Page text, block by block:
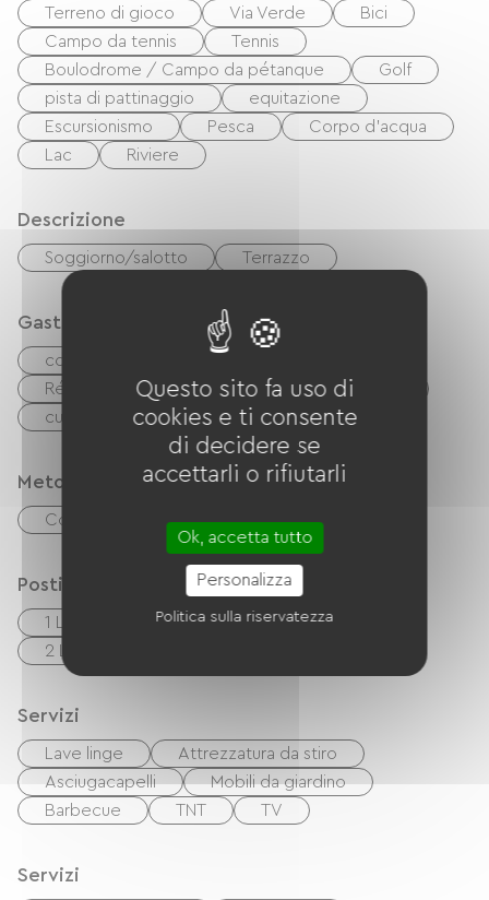
Terreno di gioco Via Verde
Bici
Campo da tennis
Tennis
Boulodrome / Campo da pétanque
Golf
pista di pattinaggio
equitazione
Escursionismo
Pesca
Corpo d'acqua
Lac
Riviere
Descrizione
Soggiorno/salotto Terrazzo
Gastronomia
congélateur
Réfrigérateur
Quattro
Microonde
cuisinière
Cucina indipendente
Metodi di pagamento
Controlli contanti Trasferimento
Posti letto
1 Lits bébés
1 Canapés convertibles
2 Lits 90cm
Servizi
Lave linge
Attrezzatura da stiro
Asciugacapelli
Mobili da giardino
Barbecue
TNT TV
Servizi
Questo sito fa uso di
cookies e ti consente
di decidere se
accettarli o rifiutarli
Ok, accetta tutto
Personalizza
Politica sulla riservatezza